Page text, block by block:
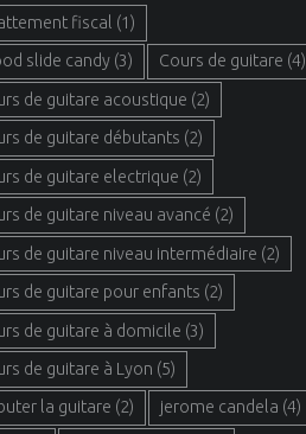
fiscal (1)
slide candy (3) Cours de guitare (4)
de guitare acoustique (2)
de guitare débutants (2)
de guitare electrique (2)
de guitare niveau avancé (2)
de guitare niveau intermédiaire (2)
de guitare pour enfants (2)
de guitare à domicile (3)
de guitare à Lyon (5)
la guitare (2) jerome candela (4)